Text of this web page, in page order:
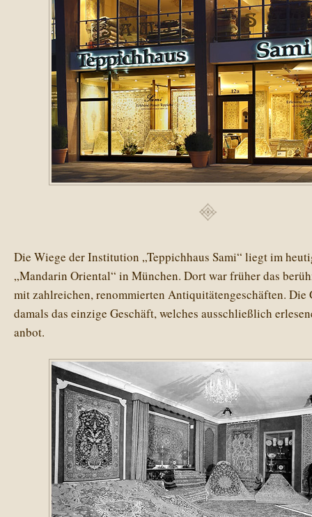
Die Wiege der Institution „Teppichhaus Sami“ liegt im
„Mandarin Oriental“ in München. Dort war früher das
mit zahlreichen, renommierten Antiquitätengeschäften. Die
damals das einzige Geschäft, welches ausschließlich
anbot.